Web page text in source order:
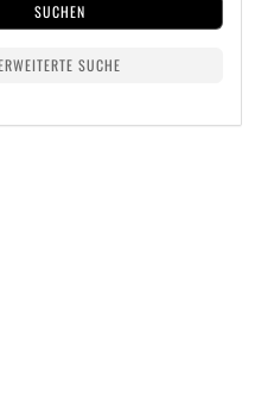
SUCHEN
SUCHE